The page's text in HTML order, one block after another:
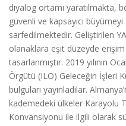
diyalog ortamı yaratılmakta,
güvenli ve kapsayıcı
sarfedilmektedir. Geliştirilen
olanaklara eşit düzeyde
tasarlanmıştır. 2019 yılının
Örgütü (ILO) Geleceğin İşleri
bulguları yayınladılar.
kademedeki ülkeler Karayolu
Konvansiyonu ile ilgili olarak